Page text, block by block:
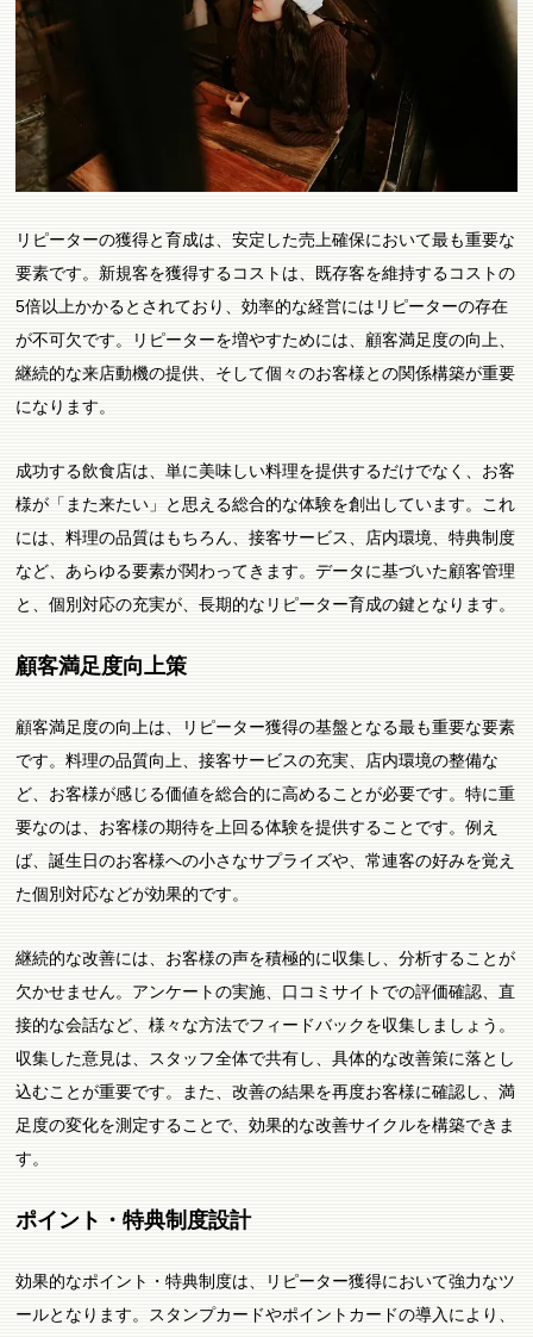
リピーターの獲得と育成は、安定した売上確保において最も重要な
要素です。新規客を獲得するコストは、既存客を維持するコストの
5倍以上かかるとされており、効率的な経営にはリピーターの存在
が不可欠です。リピーターを増やすためには、顧客満足度の向上、
継続的な来店動機の提供、そして個々のお客様との関係構築が重要
になります。
成功する飲食店は、単に美味しい料理を提供するだけでなく、お客
様が「また来たい」と思える総合的な体験を創出しています。これ
には、料理の品質はもちろん、接客サービス、店内環境、特典制度
など、あらゆる要素が関わってきます。データに基づいた顧客管理
と、個別対応の充実が、長期的なリピーター育成の鍵となります。
顧客満足度向上策
顧客満足度の向上は、リピーター獲得の基盤となる最も重要な要素
です。料理の品質向上、接客サービスの充実、店内環境の整備な
ど、お客様が感じる価値を総合的に高めることが必要です。特に重
要なのは、お客様の期待を上回る体験を提供することです。例え
ば、誕生日のお客様への小さなサプライズや、常連客の好みを覚え
た個別対応などが効果的です。
継続的な改善には、お客様の声を積極的に収集し、分析することが
欠かせません。アンケートの実施、口コミサイトでの評価確認、直
接的な会話など、様々な方法でフィードバックを収集しましょう。
収集した意見は、スタッフ全体で共有し、具体的な改善策に落とし
込むことが重要です。また、改善の結果を再度お客様に確認し、満
足度の変化を測定することで、効果的な改善サイクルを構築できま
す。
ポイント・特典制度設計
効果的なポイント・特典制度は、リピーター獲得において強力なツ
ールとなります。スタンプカードやポイントカードの導入により、